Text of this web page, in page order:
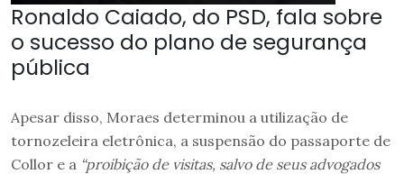
Ronaldo Caiado, do PSD, fala sobre
o sucesso do plano de segurança
pública
Apesar disso, Moraes determinou a utilização de
tornozeleira eletrônica, a suspensão do passaporte de
Collor e a “proibição de visitas, salvo de seus advogados